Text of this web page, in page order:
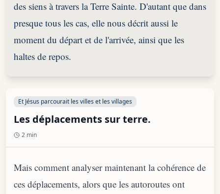
des siens à travers la Terre Sainte. D'autant que dans
presque tous les cas, elle nous décrit aussi le
moment du départ et de l'arrivée, ainsi que les
haltes de repos.
Et Jésus parcourait les villes et les villages
Les déplacements sur terre.
2 min
Mais comment analyser maintenant la cohérence de
ces déplacements, alors que les autoroutes ont